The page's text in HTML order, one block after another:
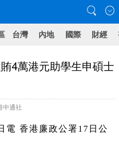
台灣 內地 國際 財經
4萬港元助學生申碩士
中通社
電 香港廉政公署17日公